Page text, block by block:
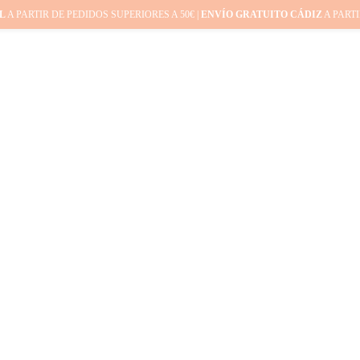
A PARTIR DE PEDIDOS SUPERIORES A 50€ | ENVÍO GRATUITO CÁDIZA